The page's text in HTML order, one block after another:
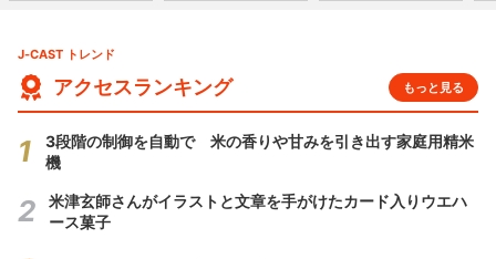
J-CAST トレンド
アクセスランキング もっと見る
3段階の制御を自動で 米の香りや甘みを引き出す家庭用精米
機
米津玄師さんがイラストと文章を手がけたカード入りウエハ
ース菓子